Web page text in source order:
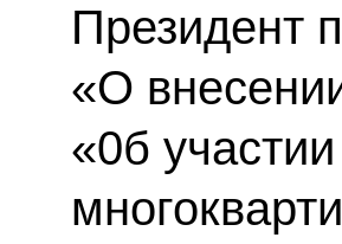
Президент
«О
«0б